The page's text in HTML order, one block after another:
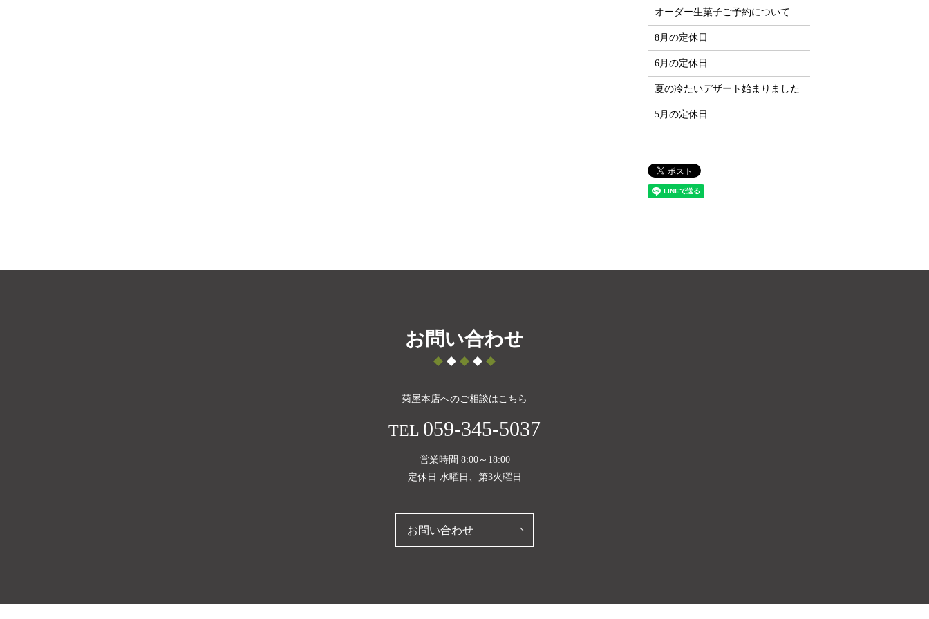
オーダー生菓子ご予約について
8月の定休日
6月の定休日
夏の冷たいデザート始まりました
5月の定休日
お問い合わせ
菊屋本店へのご相談はこちら
TEL 059-345-5037
営業時間 8:00～18:00
定休日 水曜日、第3火曜日
お問い合わせ